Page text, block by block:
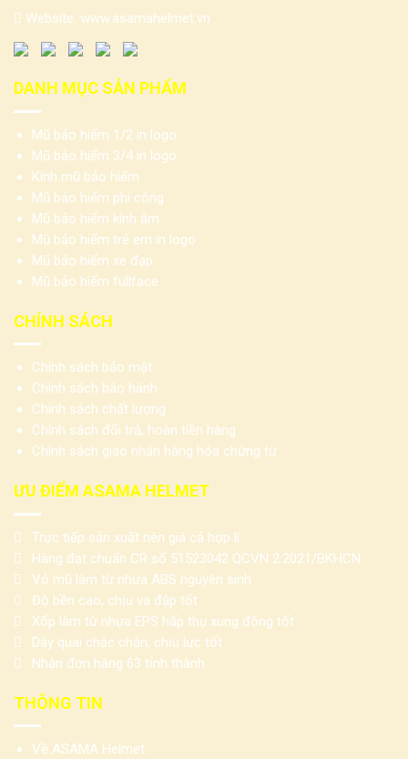
Website: www.asamahelmet.vn
DANH MỤC SẢN PHẨM
Mũ bảo hiểm 1/2 in logo
Mũ bảo hiểm 3/4 in logo
Kính mũ bảo hiểm
Mũ bảo hiểm phi công
Mũ bảo hiểm kính âm
Mũ bảo hiểm trẻ em in logo
Mũ bảo hiểm xe đạp
Mũ bảo hiểm fullface
CHÍNH SÁCH
Chính sách bảo mật
Chính sách bảo hành
Chính sách chất lượng
Chính sách đổi trả, hoàn tiền hàng
Chính sách giao nhận hàng hóa chứng từ
ƯU ĐIỂM ASAMA HELMET
Trực tiếp sản xuất nên giá cả hợp lí
Hàng đạt chuẩn CR số 51523042 QCVN 2:2021/BKHCN
Vỏ mũ làm từ nhựa ABS nguyên sinh
Độ bền cao, chịu va đập tốt
Xốp làm từ nhựa EPS hấp thụ xung động tốt
Dây quai chắc chắn, chịu lực tốt
Nhận đơn hàng 63 tỉnh thành
THÔNG TIN
Về ASAMA Helmet